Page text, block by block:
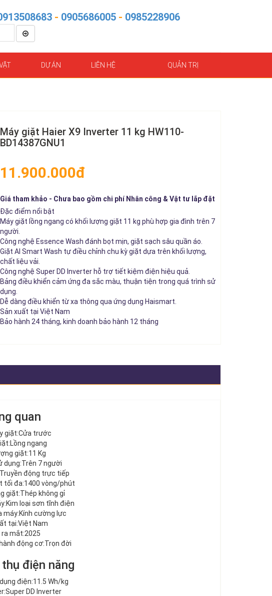
- 0905686005 - 0985228906
DỰ ÁN LIÊN HỆ QUẢN TRỊ
Máy giặt Haier X9 Inverter 11 kg HW110-
BD14387GNU1
11.900.000đ
Giá tham khảo - Chưa bao gồm chi phí Nhân công & Vật tư lắp đặt
Đặc điểm nổi bật
Máy giặt lồng ngang có khối lượng giặt 11 kg phù hợp gia đình trên 7
người.
Công nghệ Essence Wash đánh bọt mịn, giặt sạch sâu quần áo.
Giặt AI Smart Wash tự điều chỉnh chu kỳ giặt dựa trên khối lượng,
chất liệu vải.
Công nghệ Super DD Inverter hỗ trợ tiết kiệm điện hiệu quả.
Bảng điều khiển cảm ứng đa sắc màu, thuận tiện trong quá trình sử
dụng.
Dễ dàng điều khiển từ xa thông qua ứng dụng Haismart.
Sản xuất tại Việt Nam
Bảo hành 24 tháng, kinh doanh bảo hành 12 tháng
quan
giặt:Cửa trước
ngang
giặt:11 Kg
dụng:Trên 7 người
động trực tiếp
tối đa:1400 vòng/phút
giặt:Thép không gỉ
loại sơn tĩnh điện
máy:Kính cường lực
tại:Việt Nam
ra mắt:2025
động cơ:Trọn đời
điện năng
điện:11.5 Wh/kg
DD Inverter